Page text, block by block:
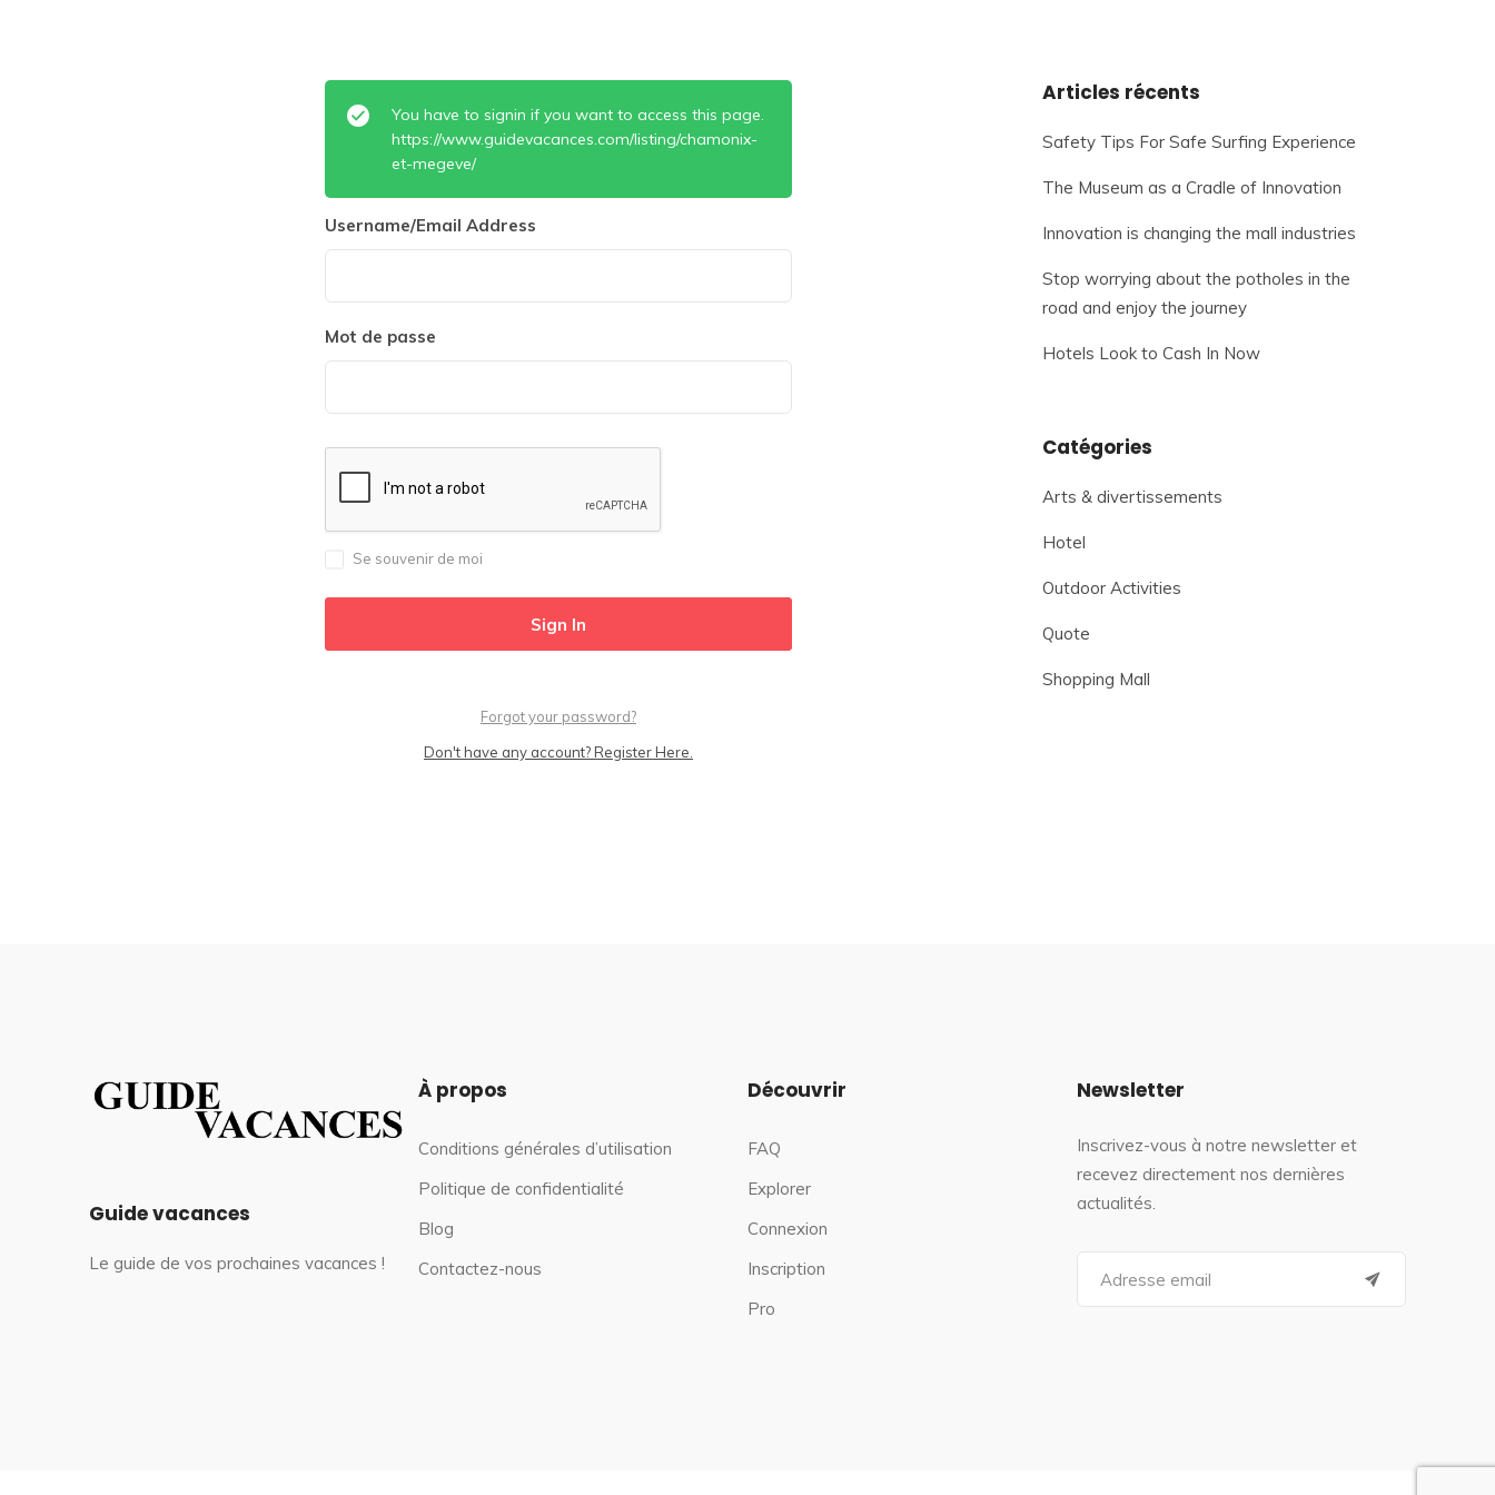
You have to signin if you want to access this page.
https://www.guidevacances.com/listing/chamonix-
et-megeve/
Username/Email Address
Mot de passe
Se souvenir de moi
Forgot your password?
Don't have any account? Register Here.
Articles récents
Safety Tips For Safe Surfing Experience
The Museum as a Cradle of Innovation
Innovation is changing the mall industries
Stop worrying about the potholes in the
road and enjoy the journey
Hotels Look to Cash In Now
Catégories
Arts & divertissements
Hotel
Outdoor Activities
Quote
Shopping Mall
Guide vacances
Le guide de vos prochaines vacances !
À propos
Conditions générales d’utilisation
Politique de confidentialité
Blog
Contactez-nous
Découvrir
FAQ
Explorer
Connexion
Inscription
Pro
Newsletter
Inscrivez-vous à notre newsletter et
recevez directement nos dernières
actualités.
a